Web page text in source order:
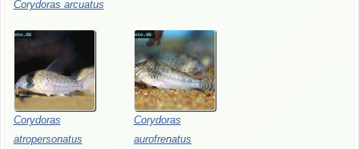
Corydoras arcuatus
Corydoras
atropersonatus
Corydoras
aurofrenatus